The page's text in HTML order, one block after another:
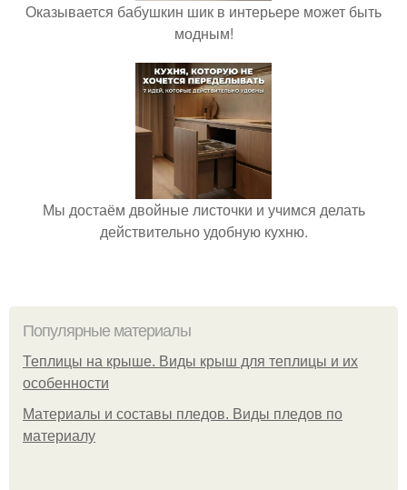
Оказывается бабушкин шик в интерьере может быть
модным!
Мы достаём двойные листочки и учимся делать
действительно удобную кухню.
Популярные материалы
Теплицы на крыше. Виды крыш для теплицы и их
особенности
Материалы и составы пледов. Виды пледов по
материалу